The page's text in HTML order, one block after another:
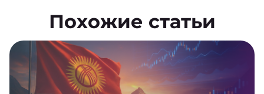
Похожие статьи